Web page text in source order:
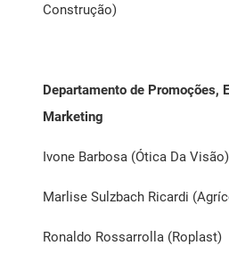
Construção)
Departamento de Promoções,
Marketing
Ivone Barbosa (Ótica Da Visão)
Marlise Sulzbach Ricardi
Ronaldo Rossarrolla (Roplast)